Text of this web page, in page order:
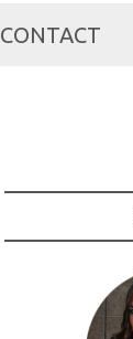
CONTACT